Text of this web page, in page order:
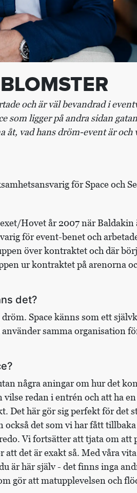
och är väl bevandrad i
som ligger på andra sidan
vad hans dröm-event är och
för Space och
Hovet år 2007 när Baldakin
för event-benet och
över kontraktet och där
ur kontraktet på arenorna
det?
Space känns som ett
samma organisation
några aningar om hur det
redan i entrén och att ha
Det här gör sig perfekt för det
det som vi har fått
Vi fortsätter att tjata om att
det är exakt så. Med våra
är här själv - det finns inga
gör att matupplevelsen och